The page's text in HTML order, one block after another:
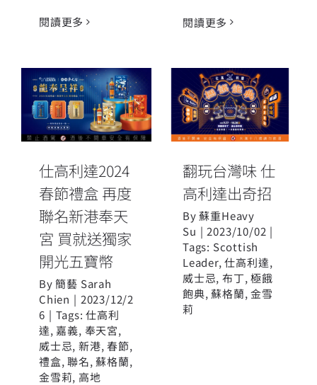
閱讀更多 閱讀更多
仕高利達2024
春節禮盒 再度
聯名新港奉天
宮 買就送獨家
開光五寶幣
仕高利達2024
春節禮盒 再度
聯名新港奉天
宮 買就送獨家
開光五寶幣
By簡藝 Sarah
Chien | 2023/12/2
6 | Tags:仕高利
達, 嘉義, 奉天宮,
威士忌,新港,春節,
禮盒,聯名,蘇格蘭,
金雪莉, 高地
翻玩台灣味 仕
高利達出奇招
翻玩台灣味 仕
高利達出奇招
By蘇重Heavy
Su | 2023/10/02 |
Tags: Scottish
Leader,仕高利達,
威士忌,布丁,極餓
飽典,蘇格蘭,金雪
莉